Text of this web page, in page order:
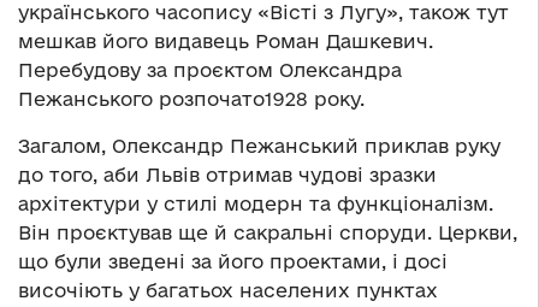
українського часопису «Вісті з Лугу», також тут
мешкав його видавець Роман Дашкевич.
Перебудову за проєктом Олександра
Пежанського розпочато1928 року.
Загалом, Олександр Пежанський приклав руку
до того, аби Львів отримав чудові зразки
архітектури у стилі модерн та функціоналізм.
Він проєктував ще й сакральні споруди. Церкви,
що були зведені за його проектами, і досі
височіють у багатьох населених пунктах